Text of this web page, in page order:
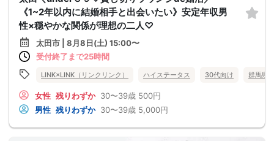
《1~2年以内に結婚相手と出会いたい》安定年収男
性×穏やかな関係が理想の二人♡
太田市 | 8月8日(土) 15:00〜
受付終了まで25時間
LINK×LINK（リンクリンク） ハイステータス 30代向け 群馬県
女性 残りわずか 30〜39歳 500円
男性 残りわずか 30〜39歳 5,000円